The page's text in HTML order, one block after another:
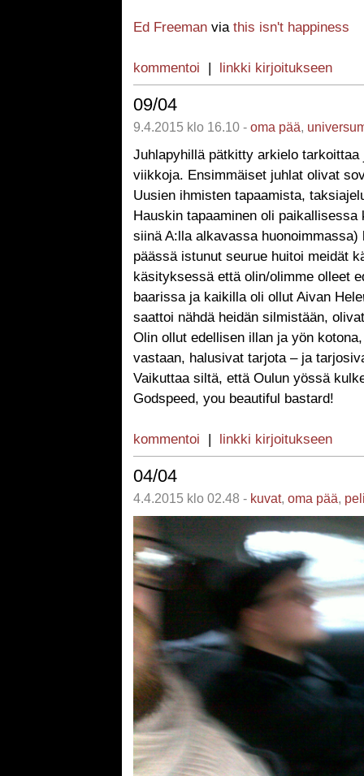
Ed Freeman via this isn't happiness
kommentoi | linkki kirjoitukseen
09/04
9.4.2015 klo 16.10 - oma pää,
Juhlapyhillä pätkitty arkielo
viikkoja. Ensimmäiset juhlat olivat
Uusien ihmisten tapaamista,
Hauskin tapaaminen oli
siinä A:lla alkavassa huonoimmassa)
päässä istunut seurue huitoi meidät
käsityksessä että olin/olimme olleet
baarissa ja kaikilla oli ollut Aivan Hele
saattoi nähdä heidän silmistään,
Olin ollut edellisen illan ja yön
vastaan, halusivat tarjota – ja
Vaikuttaa siltä, että Oulun yössä
Godspeed, you beautiful bastard!
kommentoi | linkki kirjoitukseen
04/04
4.4.2015 klo 02.48 - kuvat, oma pää,